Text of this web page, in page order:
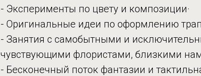
- Эксперименты по цвету и композиции·
- Оригинальные идеи по оформлению
- Занятия с самобытными и
чувствующими флористами, близкими
- Бесконечный поток фантазии и